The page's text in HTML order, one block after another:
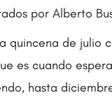
por Alberto
quincena de julio
es cuando
hasta